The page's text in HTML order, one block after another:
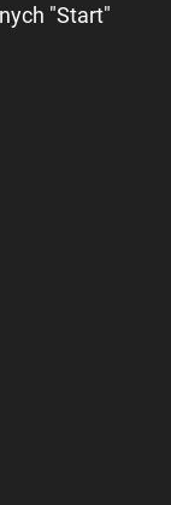
"Start"